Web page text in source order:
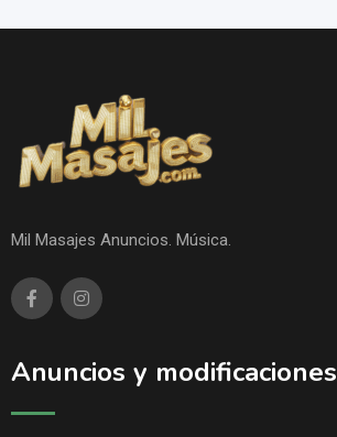
Mil Masajes Anuncios. Música.
Anuncios y modificaciones